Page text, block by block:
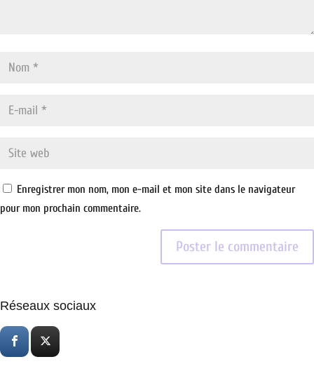
Enregistrer mon nom, mon e-mail et mon site dans le navigateur
pour mon prochain commentaire.
Réseaux sociaux